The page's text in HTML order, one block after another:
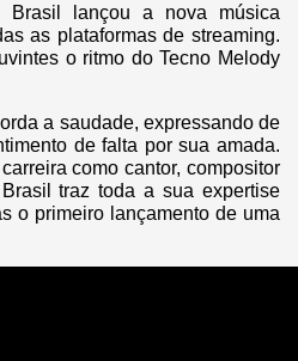
Brasil lançou a nova música
as plataformas de streaming.
o ritmo do Tecno Melody
a saudade, expressando de
de falta por sua amada.
como cantor, compositor
traz toda a sua expertise
o primeiro lançamento de uma